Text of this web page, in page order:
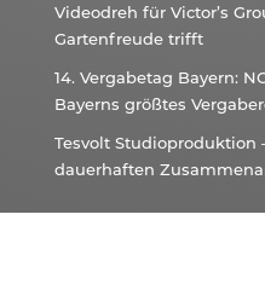
Videodreh für Victor’s
Gartenfreude trifft
14. Vergabetag Bayern:
Bayerns größtes
Tesvolt Studioproduktion
dauerhaften